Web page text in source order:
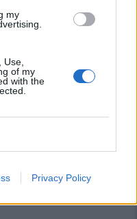
my
of my
with the
Privacy Policy